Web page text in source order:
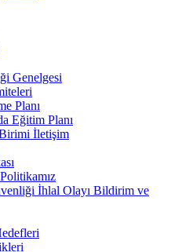
Genelgesi
Planı
Eğitim Planı
İletişim
İhlal Olayı Bildirim ve